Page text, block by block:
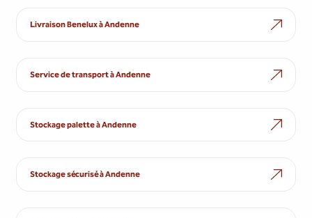
Livraison Benelux à Andenne
Service de transport à Andenne
Stockage palette à Andenne
Stockage sécurisé à Andenne